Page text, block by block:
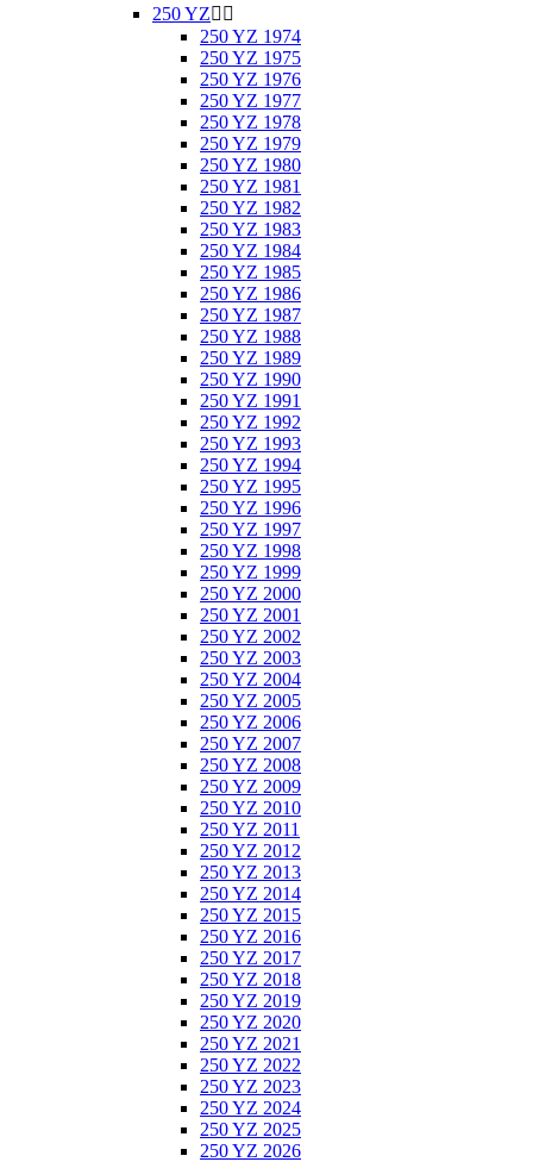
250 YZ 
250 YZ 1974
250 YZ 1975
250 YZ 1976
250 YZ 1977
250 YZ 1978
250 YZ 1979
250 YZ 1980
250 YZ 1981
250 YZ 1982
250 YZ 1983
250 YZ 1984
250 YZ 1985
250 YZ 1986
250 YZ 1987
250 YZ 1988
250 YZ 1989
250 YZ 1990
250 YZ 1991
250 YZ 1992
250 YZ 1993
250 YZ 1994
250 YZ 1995
250 YZ 1996
250 YZ 1997
250 YZ 1998
250 YZ 1999
250 YZ 2000
250 YZ 2001
250 YZ 2002
250 YZ 2003
250 YZ 2004
250 YZ 2005
250 YZ 2006
250 YZ 2007
250 YZ 2008
250 YZ 2009
250 YZ 2010
250 YZ 2011
250 YZ 2012
250 YZ 2013
250 YZ 2014
250 YZ 2015
250 YZ 2016
250 YZ 2017
250 YZ 2018
250 YZ 2019
250 YZ 2020
250 YZ 2021
250 YZ 2022
250 YZ 2023
250 YZ 2024
250 YZ 2025
250 YZ 2026